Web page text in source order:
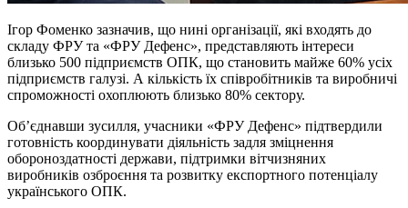
Ігор Фоменко зазначив, що нині організації, які входять до
складу ФРУ та «ФРУ Дефенс», представляють інтереси
близько 500 підприємств ОПК, що становить майже 60% усіх
підприємств галузі. А кількість їх співробітників та виробничі
спроможності охоплюють близько 80% сектору.
Об’єднавши зусилля, учасники «ФРУ Дефенс» підтвердили
готовність координувати діяльність задля зміцнення
обороноздатності держави, підтримки вітчизняних
виробників озброєння та розвитку експортного потенціалу
українського ОПК.